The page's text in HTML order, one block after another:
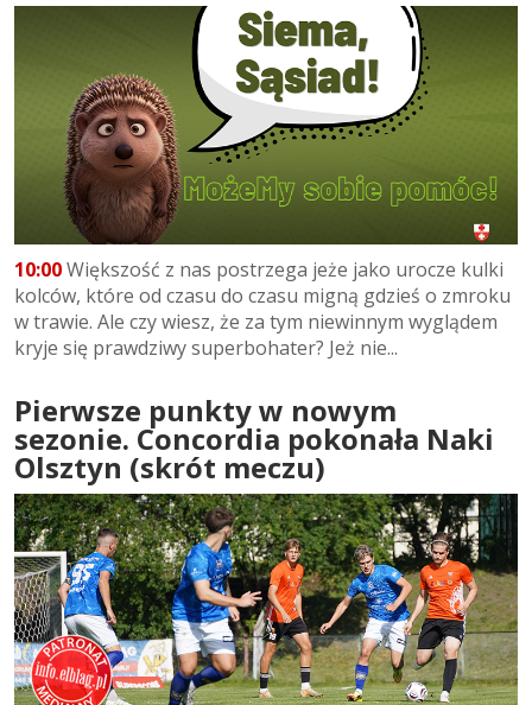
10:00Większość z nas postrzega jeże jako urocze kulki
kolców, które od czasu do czasu migną gdzieś o zmroku
w trawie. Ale czy wiesz, że za tym niewinnym wyglądem
kryje się prawdziwy superbohater? Jeż nie...
Pierwsze punkty w nowym
sezonie. Concordia pokonała Naki
Olsztyn (skrót meczu)